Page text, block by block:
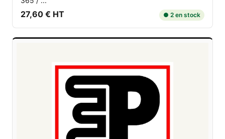
27,60 € HT ● 2 en stock